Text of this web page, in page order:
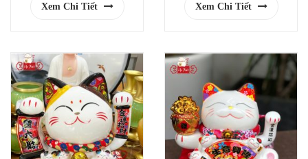
Xem Chi Tiết Xem Chi Tiết